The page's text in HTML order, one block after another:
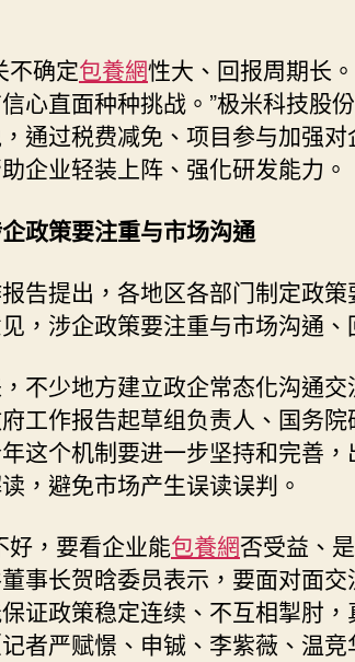
不确定包養網性大、回报周期长
心直面种种挑战。”极米科技股
通过税费减免、项目参与加强
企业轻装上阵、强化研发能力。
政策要注重与市场沟通
告提出，各地区各部门制定政
，涉企政策要注重与市场沟通、
不少地方建立政企常态化沟通
工作报告起草组负责人、国务
这个机制要进一步坚持和完善
，避免市场产生误读误判。
好，要看企业能包養網否受益、
事长贺晗委员表示，要面对面
证政策稳定连续、不互相掣肘
者严赋憬、申铖、李紫薇、温竞